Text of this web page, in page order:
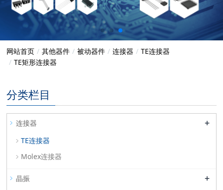
网站首页 其他器件 被动器件 连接器
TE连接器
TE矩形连接器
分类栏目
连接器 +
TE连接器
Molex连接器
晶振 +